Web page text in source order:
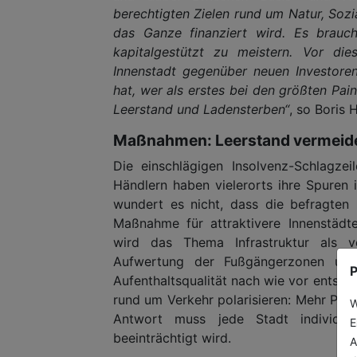
berechtigten Zielen rund um Natur,
das Ganze finanziert wird. Es
kapitalgestützt zu meistern. Vor
Innenstadt gegenüber neuen
hat, wer als erstes bei den größten
Leerstand und Ladensterben“, so Boris
Maßnahmen: Leerstand
Die einschlägigen Insolvenz-
Händlern haben vielerorts ihre Spuren
wundert es nicht, dass die befragten
Maßnahme für attraktivere
wird das Thema Infrastruktur als
Aufwertung der Fußgängerzonen
Aufenthaltsqualität nach wie vor
rund um Verkehr polarisieren: Mehr
Antwort muss jede Stadt
beeinträchtigt wird.